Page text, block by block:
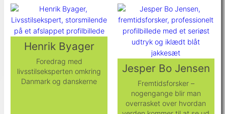
Henrik Byager
Foredrag med
livsstilseksperten omkring
Danmark og danskerne
Jesper Bo Jensen
Fremtidsforsker –
nogengange blir man
overrasket over hvordan